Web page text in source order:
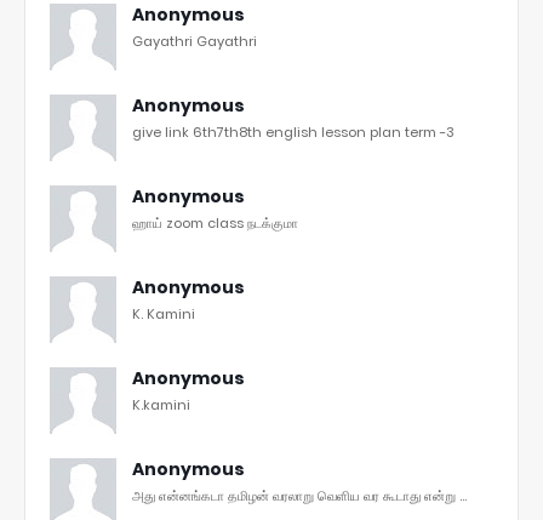
Anonymous
Gayathri Gayathri
Anonymous
give link 6th7th8th english lesson plan term -3
Anonymous
ஹாய் zoom class நடக்குமா
Anonymous
K. Kamini
Anonymous
K.kamini
Anonymous
அது என்னங்கடா தமிழன் வரலாறு வெளிய வர கூடாது என்று ...